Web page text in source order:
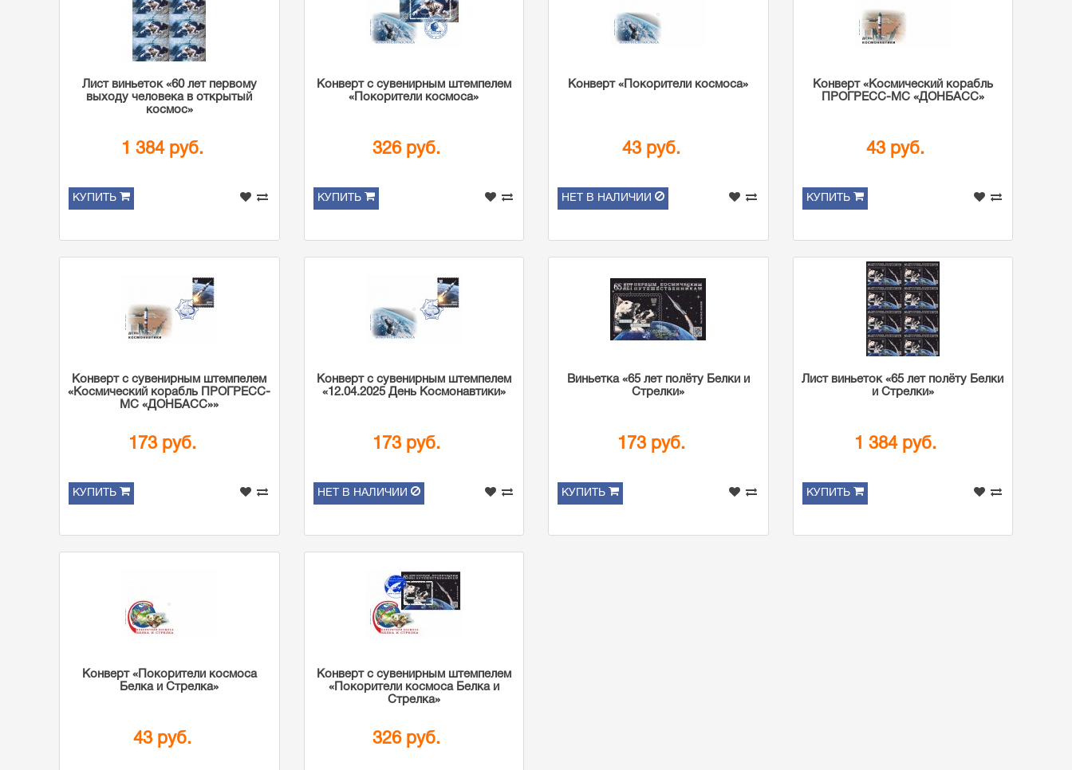
Лист виньеток «60 лет первому
выходу человека в открытый
космос»
1 384 руб.
КУПИТЬ
Конверт с сувенирным штемпелем
«Покорители космоса»
326 руб.
КУПИТЬ
Конверт «Покорители космоса»
43 руб.
НЕТ В НАЛИЧИИ
Конверт «Космический корабль
ПРОГРЕСС-МС «ДОНБАСС»
43 руб.
КУПИТЬ
Конверт с сувенирным штемпелем
«Космический корабль ПРОГРЕСС-
МС «ДОНБАСС»»
173 руб.
КУПИТЬ
Конверт с сувенирным штемпелем
«12.04.2025 День Космонавтики»
173 руб.
НЕТ В НАЛИЧИИ
Виньетка «65 лет полёту Белки и
Стрелки»
173 руб.
КУПИТЬ
Лист виньеток «65 лет полёту Белки
и Стрелки»
1 384 руб.
КУПИТЬ
Конверт «Покорители космоса
Белка и Стрелка»
43 руб.
Конверт с сувенирным штемпелем
«Покорители космоса Белка и
Стрелка»
326 руб.